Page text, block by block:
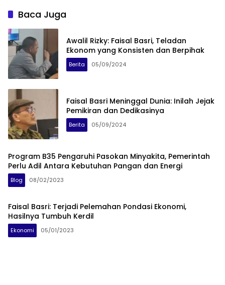
Baca Juga
Awalil Rizky: Faisal Basri, Teladan
Ekonom yang Konsisten dan Berpihak
Berita 05/09/2024
Faisal Basri Meninggal Dunia: Inilah Jejak
Pemikiran dan Dedikasinya
Berita 05/09/2024
Program B35 Pengaruhi Pasokan Minyakita, Pemerintah
Perlu Adil Antara Kebutuhan Pangan dan Energi
Blog 08/02/2023
Faisal Basri: Terjadi Pelemahan Pondasi Ekonomi,
Hasilnya Tumbuh Kerdil
Ekonomi 05/01/2023